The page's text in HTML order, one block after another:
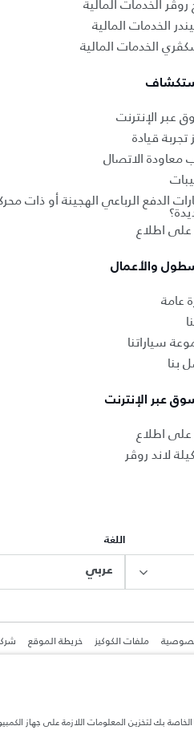
روڤر الخدمات المالية
الخدمات المالية
الخدمات المالية
عبر الإنترنت
تجربة قيادة
معاودة الاتصال
الدفع الرباعي الهجينة أو ذات
على اطلاع
والأعمال
عامة
سياراتنا
بنا
عبر الإنترنت
على اطلاع
لاند روڤر
اللغة
عربي
ملفات الكوكيز خريطة الموقع
الخاصة بك لتخزين المعلومات اللازمة على جهاز